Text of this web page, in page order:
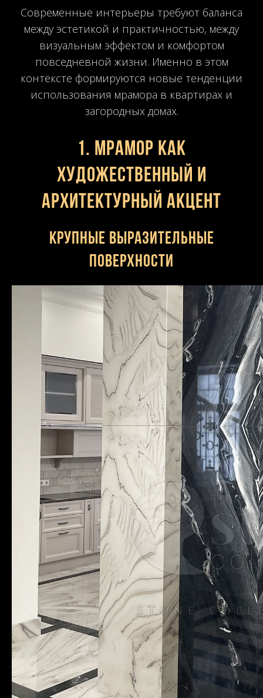
Современные интерьеры требуют баланса
между эстетикой и практичностью, между
визуальным эффектом и комфортом
повседневной жизни. Именно в этом
контексте формируются новые тенденции
использования мрамора в квартирах и
загородных домах.
1. Мрамор как
художественный и
архитектурный акцент
Крупные выразительные
поверхности